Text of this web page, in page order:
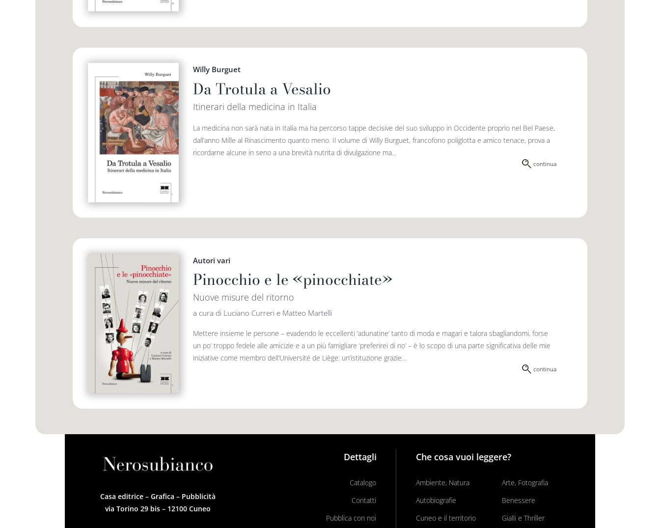
Willy Burguet
Da Trotula a Vesalio
Itinerari della medicina in Italia
La medicina non sarà nata in Italia ma ha percorso tappe decisive del suo sviluppo in Occidente proprio nel Bel Paese,
dall’anno Mille al Rinascimento quanto meno. Il volume di Willy Burguet, francofono poliglotta e amico tenace, prova a
ricordarne alcune in seno a una brevità nutrita di divulgazione ma...
continua
Autori vari
Pinocchio e le «pinocchiate»
Nuove misure del ritorno
a cura di Luciano Curreri e Matteo Martelli
Mettere insieme le persone – evadendo le eccellenti ‘adunatine’ tanto di moda e magari e talora sbagliandomi, forse
un po’ troppo fedele alle amicizie e a un più famigliare ‘preferirei di no’ – è lo scopo di una parte significativa delle mie
iniziative come membro dell’Université de Liège: un’istituzione grazie...
continua
Casa editrice – Grafica – Pubblicità
via Torino 29 bis – 12100 Cuneo
Dettagli
Catalogo
Contatti
Pubblica con noi
Che cosa vuoi leggere?
Ambiente, Natura
Arte, Fotografia
Autobiografie
Benessere
Cuneo e il territorio
Gialli e Thriller